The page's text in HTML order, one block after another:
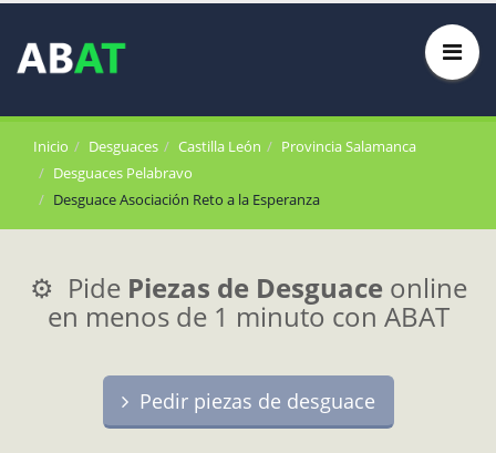
Inicio Desguaces Castilla León
Provincia Salamanca
Desguaces Pelabravo
Desguace Asociación Reto a la Esperanza
⚙️ Pide Piezas de Desguace online
en menos de 1 minuto con ABAT
Pedir piezas de desguace